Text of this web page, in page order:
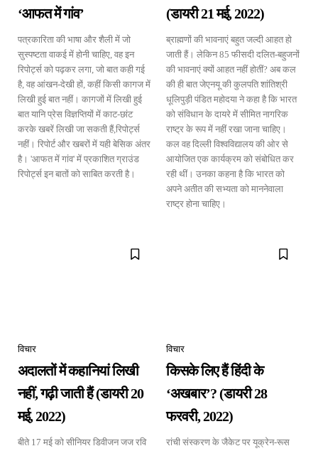
‘आफत में गांव’
पत्रकारिता की भाषा और शैली में जो
सुस्पष्टता वाकई में होनी चाहिए, वह इन
रिपोर्ट्स को पढ़कर लगा, जो बात कही गई
है, वह आंखन-देखी हों, कहीं किसी कागज में
लिखी हुई बात नहीं। कागजों में लिखी हुई
बात यानि प्रेस विज्ञप्तियों में काट-छांट
करके खबरें लिखी जा सकती हैं,रिपोर्ट्स
नहीं। रिपोर्ट और खबरों में यही बेसिक अंतर
है। 'आफत में गांव' में प्रकाशित ग्राउंड
रिपोर्ट्स इन बातों को साबित करती है।
(डायरी 21 मई, 2022)
ब्राह्मणों की भावनाएं बहुत जल्दी आहत हो
जाती हैं। लेकिन 85 फीसदी दलित-बहुजनों
की भावनाएं क्यों आहत नहीं होतीं? अब कल
की ही बात जेएनयू की कुलपति शांतिश्री
धूलिपुड़ी पंडित महोदया ने कहा है कि भारत
को संविधान के दायरे में सीमित नागरिक
राष्ट्र के रूप में नहीं रखा जाना चाहिए।
कल वह दिल्ली विश्वविद्यालय की ओर से
आयोजित एक कार्यक्रम को संबोधित कर
रही थीं। उनका कहना है कि भारत को
अपने अतीत की सभ्यता को माननेवाला
राष्ट्र होना चाहिए।
विचार
अदालतों में कहानियां लिखी
नहीं, गढ़ी जाती हैं (डायरी 20
मई, 2022)
बीते 17 मई को सीनियर डिवीजन जज रवि
विचार
किसके लिए हैं हिंदी के
‘अखबार’? (डायरी 28
फरवरी, 2022)
रांची संस्करण के जैकेट पर यूक्रेन-रूस